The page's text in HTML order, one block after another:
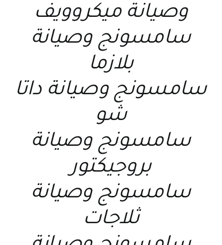
وصيانة ميكروويف
سامسونج وصيانة
بلازما
سامسونج وصيانة داتا
شو
سامسونج وصيانة
بروجيكتور
سامسونج وصيانة
ثلاجات